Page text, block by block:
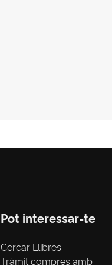
Pot interessar-te
Cercar Llibres
Tràmit compres amb